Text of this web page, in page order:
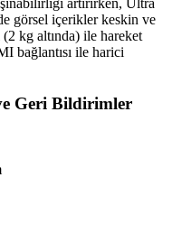
artırırken, Ultra
görsel içerikler keskin ve
kg altında) ile hareket
bağlantısı ile harici
Geri Bildirimler